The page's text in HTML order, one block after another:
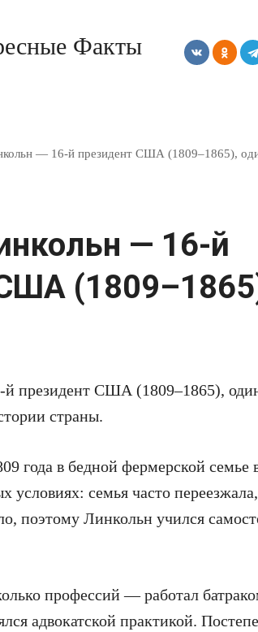
Факты
— 16-й президент США (1809–1865),
— 16-й
президент США (1809–1865),
страны.
года в бедной фермерской семье
условиях: семья часто
поэтому Линкольн учился
профессий — работал
адвокатской практикой.